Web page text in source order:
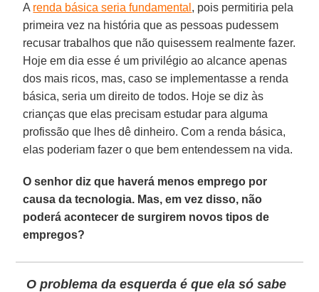
A renda básica seria fundamental , pois permitiria pela
primeira vez na história que as pessoas pudessem
recusar trabalhos que não quisessem realmente fazer.
Hoje em dia esse é um privilégio ao alcance apenas
dos mais ricos, mas, caso se implementasse a renda
básica, seria um direito de todos. Hoje se diz às
crianças que elas precisam estudar para alguma
profissão que lhes dê dinheiro. Com a renda básica,
elas poderiam fazer o que bem entendessem na vida.
O senhor diz que haverá menos emprego por
causa da tecnologia. Mas, em vez disso, não
poderá acontecer de surgirem novos tipos de
empregos?
O problema da esquerda é que ela só sabe